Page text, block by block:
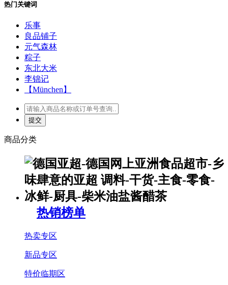
热门关键词
乐事
良品铺子
元气森林
粽子
东北大米
李锦记
【München】
商品分类
热销榜单
热卖专区
新品专区
特价临期区